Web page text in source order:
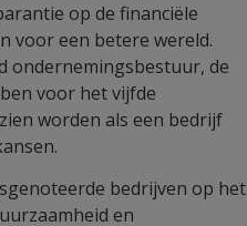
op de financiële
voor een betere wereld.
ondernemingsbestuur, de
voor het vijfde
worden als een bedrijf
bedrijven op het
en